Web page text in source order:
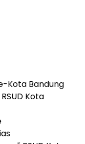
Kota Bandung
Kota